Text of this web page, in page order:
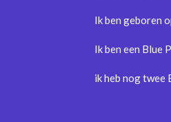
Ik ben geboren
Ik ben een Blue
ik heb nog twee